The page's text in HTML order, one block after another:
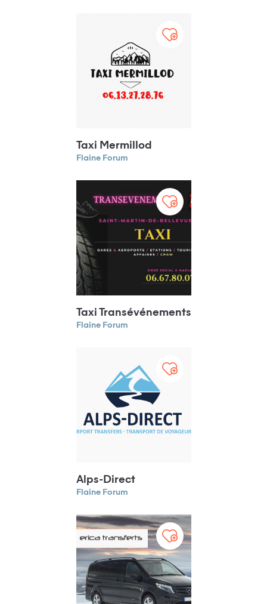
Taxi Mermillod
Flaine Forum
Taxi Transévénements
Flaine Forum
Alps-Direct
Flaine Forum